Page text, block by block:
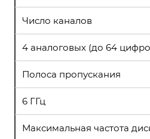
Число каналов
4 аналоговых (до 64
Полоса пропускания
6 ГГц
Максимальная частота